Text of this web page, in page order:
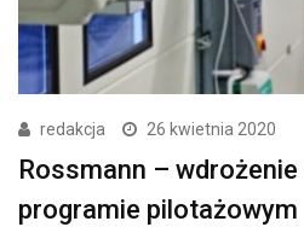
redakcja 26 kwietnia 2020
Rossmann – wdrożenie
programie pilotażowym